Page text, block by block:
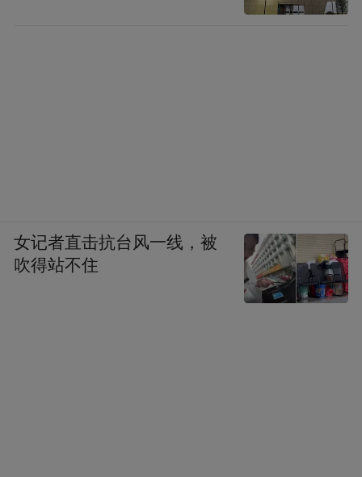
女记者直击抗台风一线，被
吹得站不住